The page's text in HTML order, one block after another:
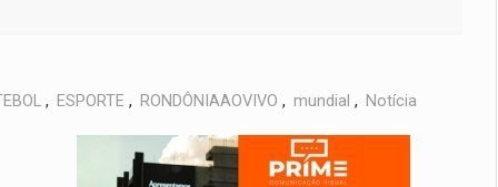
, ESPORTE , RONDÔNIAAOVIVO , mundial , Notícia